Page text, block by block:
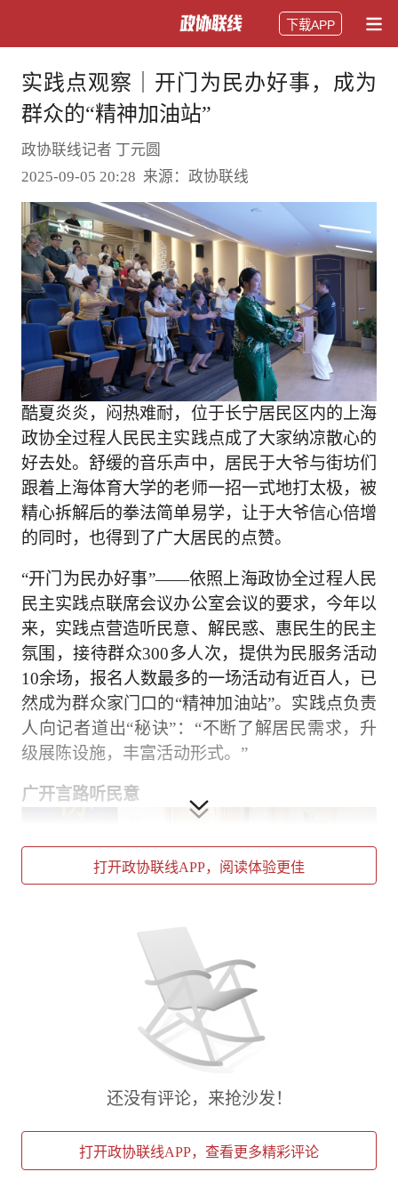
下载APP
实践点观察｜开门为民办好事，成为
群众的“精神加油站”
政协联线记者 丁元圆
2025-09-05 20:28 来源：政协联线
酷夏炎炎，闷热难耐，位于长宁居民区内的上海
政协全过程人民民主实践点成了大家纳凉散心的
好去处。舒缓的音乐声中，居民于大爷与街坊们
跟着上海体育大学的老师一招一式地打太极，被
精心拆解后的拳法简单易学，让于大爷信心倍增
的同时，也得到了广大居民的点赞。
“开门为民办好事”——依照上海政协全过程人民
民主实践点联席会议办公室会议的要求，今年以
来，实践点营造听民意、解民惑、惠民生的民主
氛围，接待群众300多人次，提供为民服务活动
10余场，报名人数最多的一场活动有近百人，已
然成为群众家门口的“精神加油站”。实践点负责
人向记者道出“秘诀”：“不断了解居民需求，升
级展陈设施，丰富活动形式。”
广开言路听民意
今年上半年，本市一批外卖骑手、网红博主、青
年创业家来到实践点参观，并参加了一场以“共
年建言会。活动现场，外卖骑手姚维结合自身职
题是困扰行业的主要痛点。”对此，宝武集团宝
地资产寓舍事业部高级副总裁赵珊珊现场回应，
打开政协联线APP，阅读体验更佳
还没有评论，来抢沙发！
打开政协联线APP，查看更多精彩评论